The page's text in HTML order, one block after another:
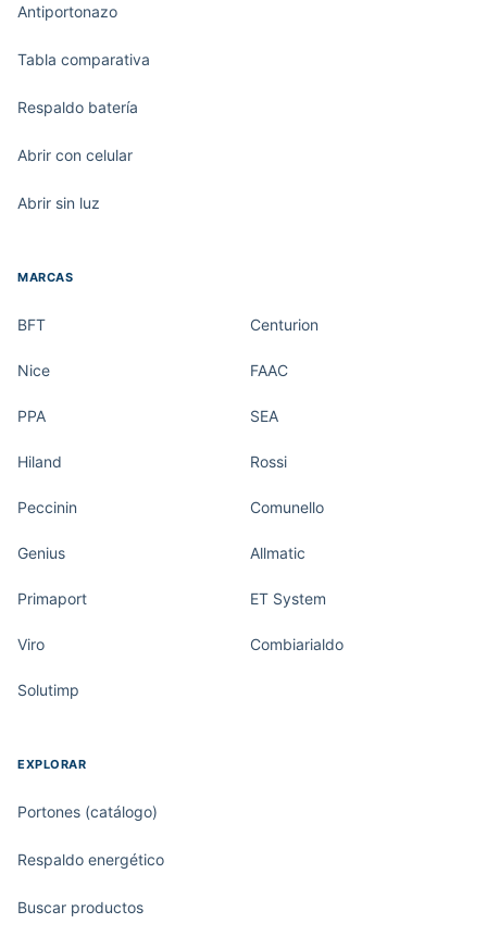
Antiportonazo
Tabla comparativa
Respaldo batería
Abrir con celular
Abrir sin luz
MARCAS
BFT Centurion
Nice FAAC
PPA SEA
Hiland Rossi
Peccinin Comunello
Genius Allmatic
Primaport ET System
Viro Combiarialdo
Solutimp
EXPLORAR
Portones (catálogo)
Respaldo energético
Buscar productos